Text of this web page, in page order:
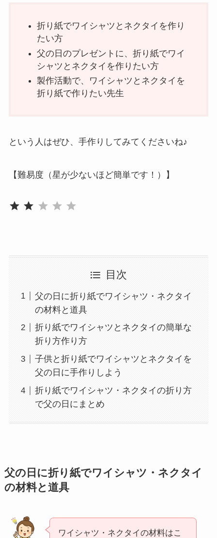
折り紙でワイシャツとネクタイを作り
たい方
父の日のプレゼントに、折り紙でワイ
シャツとネクタイを作りたい方
製作活動で、ワイシャツとネクタイを
折り紙で作りたい先生
という人はぜひ、手作りしてみてくださいね♪
【難易度（星が少ないほど簡単です！）】
⭐⭐
目次
父の日に折り紙でワイシャツ・ネクタイ
の材料と道具
折り紙でワイシャツとネクタイの簡単な
折り方作り方
子供と折り紙でワイシャツとネクタイを
父の日に手作りしよう
折り紙でワイシャツ・ネクタイの折り方
で父の日にまとめ
父の日に折り紙でワイシャツ・ネクタイ
の材料と道具
ワイシャツ・ネクタイの材料はこ